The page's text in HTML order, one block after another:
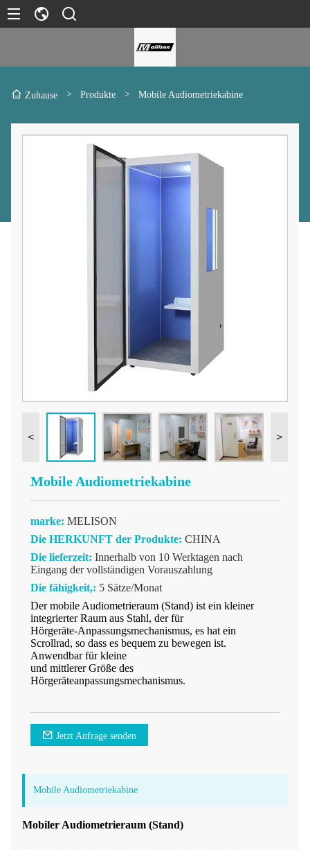
Zuhause > Produkte > Mobile Audiometriekabine
< >
Mobile Audiometriekabine
marke: MELISON
Die HERKUNFT der Produkte: CHINA
Die lieferzeit: Innerhalb von 10 Werktagen nach
Eingang der vollständigen Vorauszahlung
Die fähigkeit,: 5 Sätze/Monat
Der mobile Audiometrieraum (Stand) ist ein kleiner
integrierter Raum aus Stahl, der für
Hörgeräte-Anpassungsmechanismus, es hat ein
Scrollrad, so dass es bequem zu bewegen ist.
Anwendbar für kleine
und mittlerer Größe des
Hörgeräteanpassungsmechanismus.
Jetzt Anfrage senden
Mobile Audiometriekabine
Mobiler Audiometrieraum (Stand)